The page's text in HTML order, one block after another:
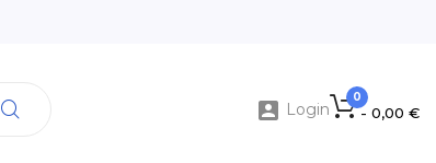
0
- 0,00 €
 Login